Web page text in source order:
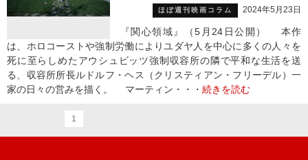
ほぼ週刊映画コラム 2024年5月23日
『関心領域』（5月24日公開） 本作
は、ホロコーストや強制労働によりユダヤ人を中心に多くの人々を
死に至らしめたアウシュビッツ強制収容所の隣で平和な生活を送
る、収容所所長ルドルフ・ヘス（クリスティアン・フリーデル）一
家の日々の営みを描く。 マーティン・・・ 続きを読む
1